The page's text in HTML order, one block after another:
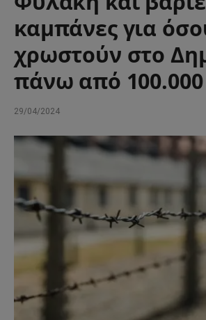
καμπάνες για
χρωστούν στο
πάνω από
29/04/2024